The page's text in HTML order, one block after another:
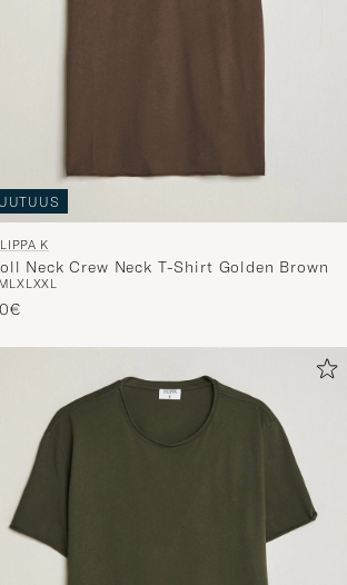
UUTUUS
K
Neck Crew Neck T-Shirt Golden Brown
MLXLXXL